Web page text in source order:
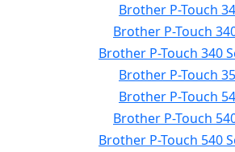
Brother P-Touch
Brother P-Touch
Brother P-Touch 340
Brother P-Touch
Brother P-Touch
Brother P-Touch
Brother P-Touch 540